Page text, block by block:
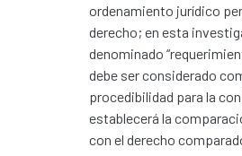
ordenamiento jurídico
derecho; en esta
denominado
debe ser considerado
procedibilidad para la
establecerá la
con el derecho